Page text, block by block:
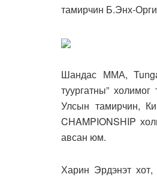
тамирчин Б.Энх-
Шандас ММА,
туургатны”
Улсын тамирчин,
CHAMPIONSHIP
авсан юм.
Харин Эрдэнэт